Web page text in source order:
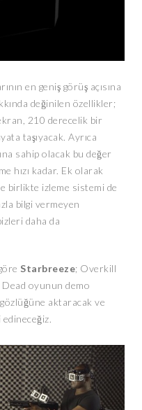
en geniş görüş açısına
değinilen özellikler;
210 derecelik bir
taşıyacak. Ayrıca
sahip olacak bu değer
hızı kadar. Ek olarak
birlikte izleme sistemi de
bilgi vermeyen
daha da
Starbreeze; Overkill
oyunun demo
aktaracak ve
edineceğiz.